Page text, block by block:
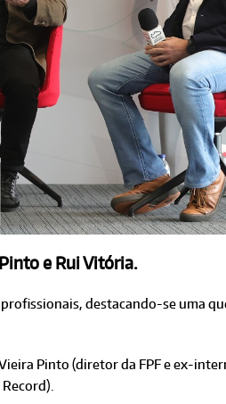
e Rui Vitória.
destacando-se uma
Pinto (diretor da FPF e ex-